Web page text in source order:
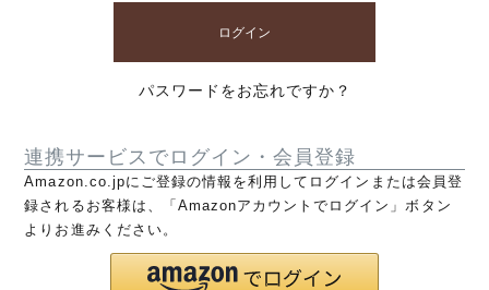
ログイン
パスワードをお忘れですか？
連携サービスでログイン・会員登録
Amazon.co.jpにご登録の情報を利用してログインまたは会員登
録されるお客様は、「Amazonアカウントでログイン」ボタン
よりお進みください。